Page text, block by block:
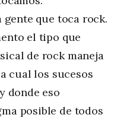
gente que toca rock.
el tipo que
de rock maneja
cual los sucesos
donde eso
posible de todos